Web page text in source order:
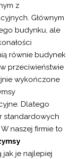
z
Głównym
budynku, ale
równie budynek
przeciwieństwie
wykończone
Dlatego
standardowych
naszej firmie to
jak je najlepiej